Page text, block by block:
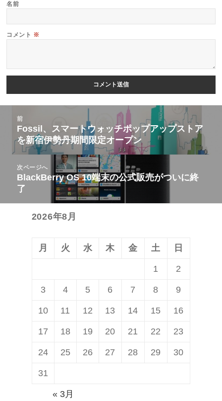
名前
コメント ※
前
前
の
投
稿:
Fossil、スマートウォッチポップアップストア
を新宿伊勢丹期間限定オープン
次ページへ
次
の
投
BlackBerry OS 10端末の公式販売がついに終
了
2026年8月
月 火 水 木 金 土 日
1 2
3 4 5 6 7 8 9
10 11 12 13 14 15 16
17 18 19 20 21 22 23
24 25 26 27 28 29 30
31
« 3月